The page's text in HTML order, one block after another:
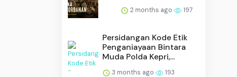
2 months ago 197
Persidangan Kode Etik
Penganiayaan Bintara
Muda Polda Kepri,...
3 months ago 193